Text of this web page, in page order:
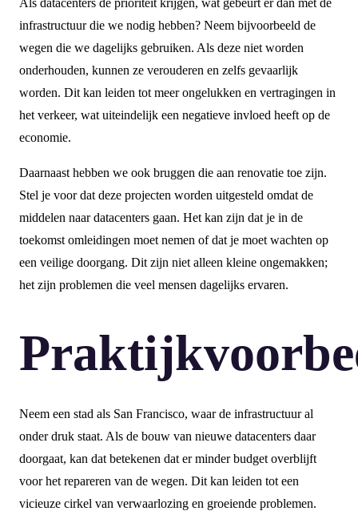
infrastructuur die we nodig hebben? Neem bijvoorbeeld de
wegen die we dagelijks gebruiken. Als deze niet worden
onderhouden, kunnen ze verouderen en zelfs gevaarlijk
worden. Dit kan leiden tot meer ongelukken en vertragingen in
het verkeer, wat uiteindelijk een negatieve invloed heeft op de
economie.
Daarnaast hebben we ook bruggen die aan renovatie toe zijn.
Stel je voor dat deze projecten worden uitgesteld omdat de
middelen naar datacenters gaan. Het kan zijn dat je in de
toekomst omleidingen moet nemen of dat je moet wachten op
een veilige doorgang. Dit zijn niet alleen kleine ongemakken;
het zijn problemen die veel mensen dagelijks ervaren.
Neem een stad als San Francisco, waar de infrastructuur al
onder druk staat. Als de bouw van nieuwe datacenters daar
doorgaat, kan dat betekenen dat er minder budget overblijft
voor het repareren van de wegen. Dit kan leiden tot een
vicieuze cirkel van verwaarlozing en groeiende problemen.